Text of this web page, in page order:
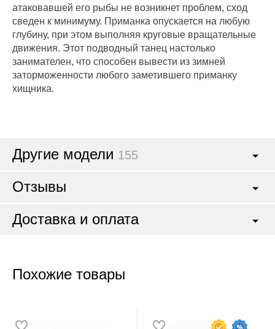
атаковавшей его рыбы не возникнет проблем, сход
сведен к минимуму. Приманка опускается на любую
глубину, при этом выполняя круговые вращательные
движения. Этот подводный танец настолько
занимателен, что способен вывести из зимней
заторможенности любого заметившего приманку
хищника.
Другие модели 155
Отзывы
Доставка и оплата
Похожие товары